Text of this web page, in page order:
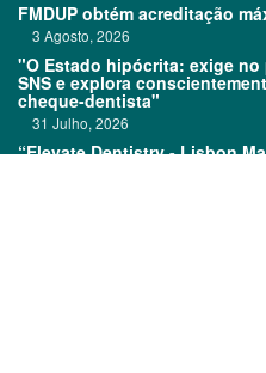
FMDUP obtém acreditação
3 Agosto, 2026
"O Estado hipócrita: exige
SNS e explora
cheque-dentista"
31 Julho, 2026
“Elevate Dentistry - Lisbon